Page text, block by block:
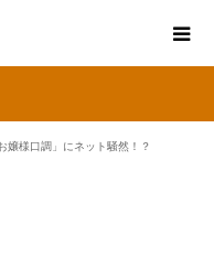
様口調」にネット騒然！？